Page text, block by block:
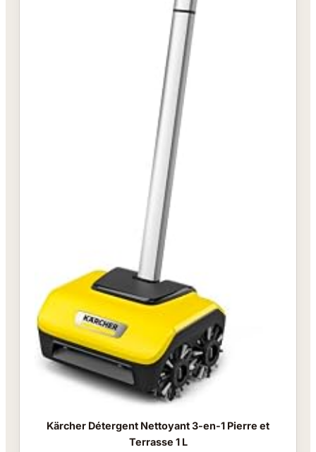
Kärcher Détergent Nettoyant 3-en-1 Pierre et
Terrasse 1 L